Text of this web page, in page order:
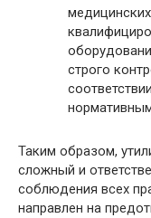
строго
Таким образом,
сложный и
соблюдения всех
направлен на